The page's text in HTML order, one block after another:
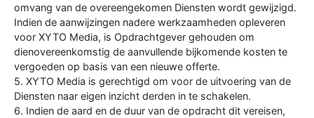
omvang van de overeengekomen Diensten wordt gewijzigd.
Indien de aanwijzingen nadere werkzaamheden opleveren
voor XYTO Media, is Opdrachtgever gehouden om
dienovereenkomstig de aanvullende bijkomende kosten te
vergoeden op basis van een nieuwe offerte.
5. XYTO Media is gerechtigd om voor de uitvoering van de
Diensten naar eigen inzicht derden in te schakelen.
6. Indien de aard en de duur van de opdracht dit vereisen,